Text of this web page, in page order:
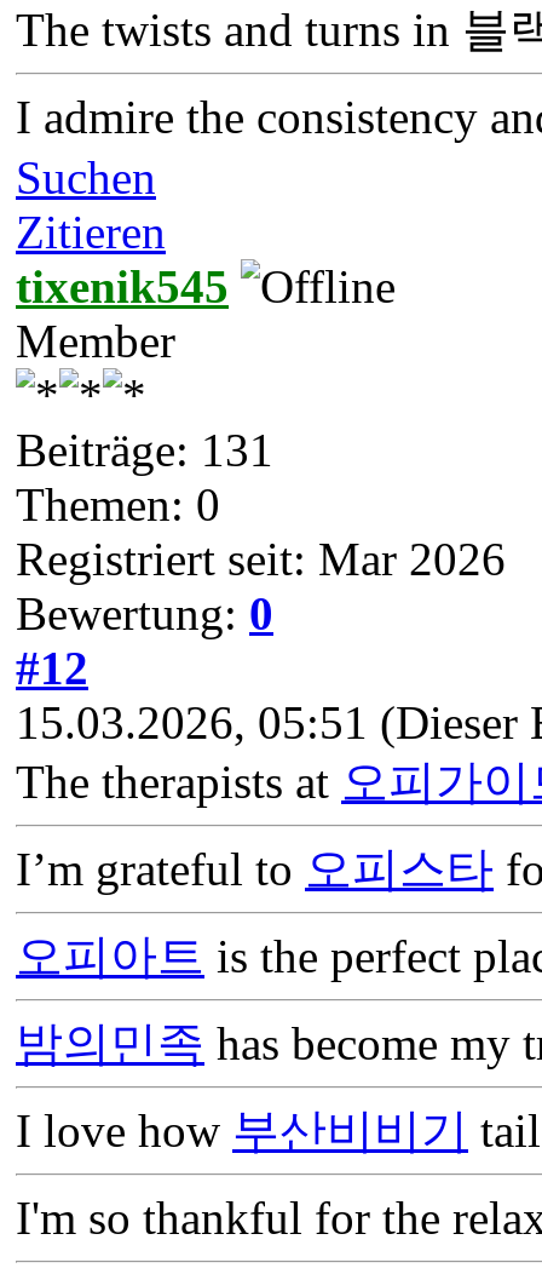
The twists and turns in 블
I admire the consistency
Suchen
Zitieren
tixenik545
Member
Beiträge: 131
Themen: 0
Registriert seit: Mar 2026
Bewertung: 0
#12
15.03.2026, 05:51 (Dieser
The therapists at 오피가이
I’m grateful to 오피스타
오피아트 is the perfect
밤의민족 has become my
I love how 부산비비기
I'm so thankful for the